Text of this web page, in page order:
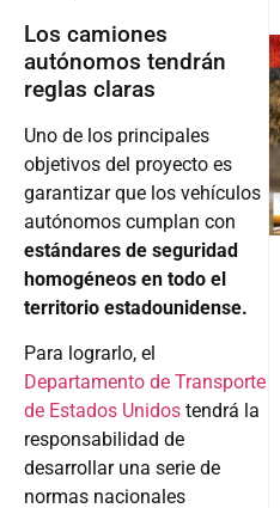
Los camiones
autónomos tendrán
reglas claras
Uno de los principales
objetivos del proyecto es
garantizar que los vehículos
autónomos cumplan con
estándares de seguridad
homogéneos en todo el
territorio estadounidense.
Para lograrlo, el
Departamento de Transporte
de Estados Unidos tendrá la
responsabilidad de
desarrollar una serie de
normas nacionales